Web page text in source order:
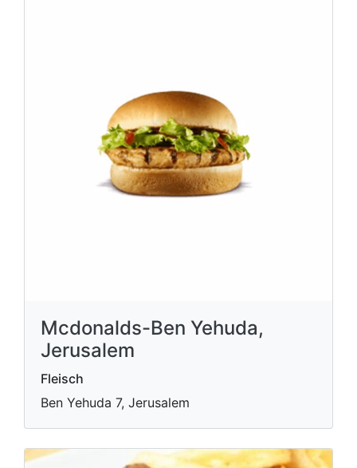
Mcdonalds-Ben Yehuda,
Jerusalem
Fleisch
Ben Yehuda 7, Jerusalem